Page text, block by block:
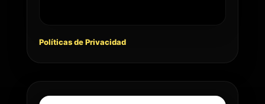
Políticas de Privacidad